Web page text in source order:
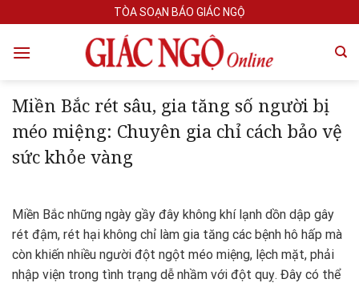
to
content
TÒA SOẠN BÁO GIÁC NGỘ
Miền Bắc rét sâu, gia tăng số người bị
méo miệng: Chuyên gia chỉ cách bảo vệ
sức khỏe vàng
Miền Bắc những ngày gầy đây không khí lạnh dồn dập gây
rét đậm, rét hại không chỉ làm gia tăng các bệnh hô hấp mà
còn khiến nhiều người đột ngột méo miệng, lệch mặt, phải
nhập viện trong tình trạng dễ nhầm với đột quỵ. Đây có thể